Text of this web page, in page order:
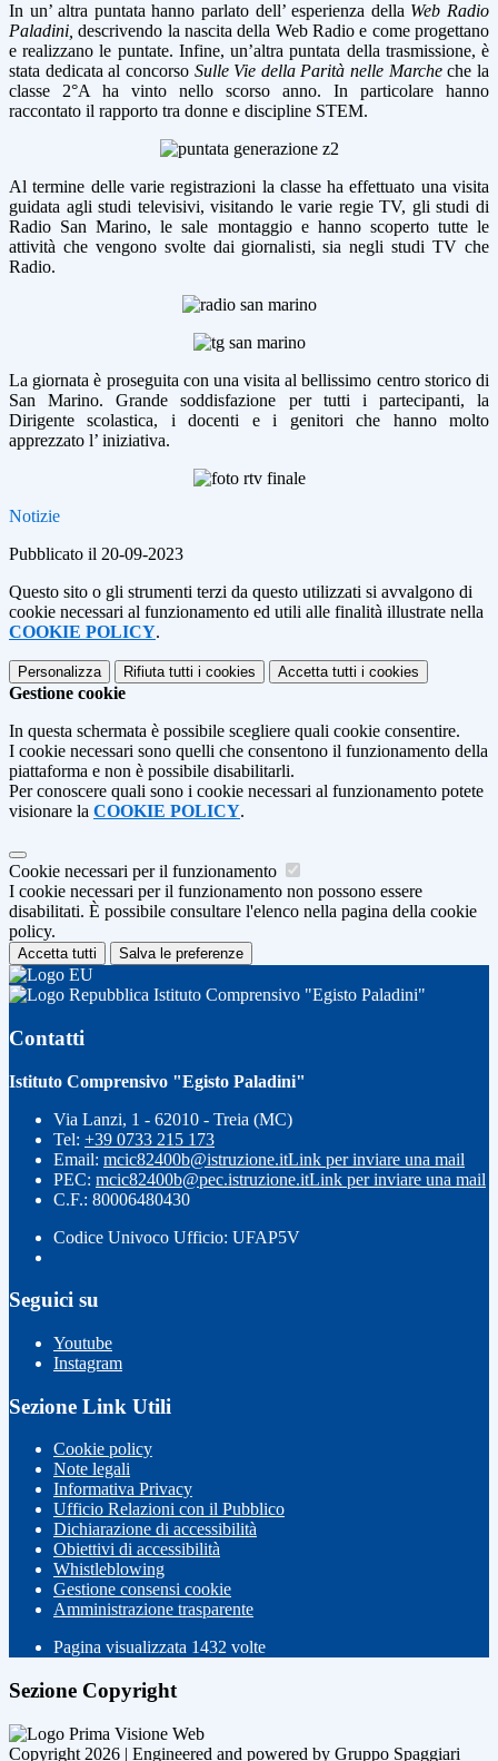
In un’ altra puntata hanno parlato dell’ esperienza della Web Radio
Paladini, descrivendo la nascita della Web Radio e come progettano
e realizzano le puntate. Infine, un’altra puntata della trasmissione, è
stata dedicata al concorsoSulle Vie della Parità nelle Marcheche la
classe 2°A ha vinto nello scorso anno. In particolare hanno
raccontato il rapporto tra donne e discipline STEM.
Al termine delle varie registrazioni la classe ha effettuato una visita
guidata agli studi televisivi, visitando le varie regie TV, gli studi di
Radio San Marino, le sale montaggio e hanno scoperto tutte le
attività che vengono svolte dai giornalisti, sia negli studi TV che
Radio.
La giornata è proseguita con una visita al bellissimo centro storico di
San Marino. Grande soddisfazione per tutti i partecipanti, la
Dirigente scolastica, i docenti e i genitori che hanno molto
apprezzato l’ iniziativa.
Notizie
Pubblicato il 20-09-2023
Questo sito o gli strumenti terzi da questo utilizzati si avvalgono di
cookie necessari al funzionamento ed utili alle finalità illustrate nella
COOKIE POLICY.
Personalizza Rifiuta tutti i cookies Accetta tutti i cookies
Gestione cookie
In questa schermata è possibile scegliere quali cookie consentire.
I cookie necessari sono quelli che consentono il funzionamento della
piattaforma e non è possibile disabilitarli.
Per conoscere quali sono i cookie necessari al funzionamento potete
visionare la COOKIE POLICY.
Cookie necessari per il funzionamento
I cookie necessari per il funzionamento non possono essere
disabilitati. È possibile consultare l'elenco nella pagina della cookie
policy.
Accetta tutti Salva le preferenze
Istituto Comprensivo "Egisto Paladini"
Contatti
Istituto Comprensivo "Egisto Paladini"
Via Lanzi, 1 - 62010 - Treia (MC)
Tel: +39 0733 215 173
Email: mcic82400b@istruzione.itLink per inviare una mail
PEC: mcic82400b@pec.istruzione.itLink per inviare una mail
C.F.: 80006480430
Codice Univoco Ufficio: UFAP5V
Seguici su
Youtube
Instagram
Sezione Link Utili
Cookie policy
Note legali
Informativa Privacy
Ufficio Relazioni con il Pubblico
Dichiarazione di accessibilità
Obiettivi di accessibilità
Whistleblowing
Gestione consensi cookie
Amministrazione trasparente
Pagina visualizzata 1432 volte
Sezione Copyright
Copyright 2026 | Engineered and powered by Gruppo Spaggiari